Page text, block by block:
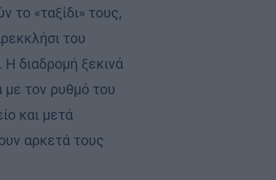
το «ταξίδι» τους,
του
διαδρομή ξεκινά
με τον ρυθμό του
και μετά
αρκετά τους